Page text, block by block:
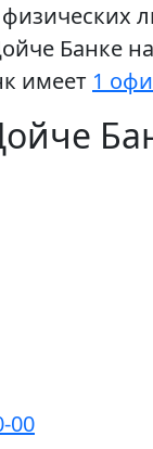
Банке
имеет 1
00